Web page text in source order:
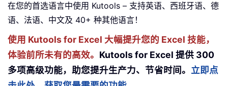
在您的首选语言中使用 Kutools – 支持英语、西班牙语、德
语、法语、中文及 40+ 种其他语言！
使用 Kutools for Excel 大幅提升您的 Excel 技能，
体验前所未有的高效。 Kutools for Excel 提供 300
多项高级功能，助您提升生产力、节省时间。 立即点